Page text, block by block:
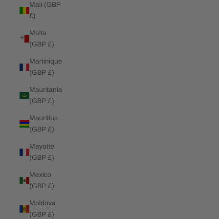
Mali (GBP
£)
Malta
(GBP £)
Martinique
(GBP £)
Mauritania
(GBP £)
Mauritius
(GBP £)
Mayotte
(GBP £)
Mexico
(GBP £)
Moldova
(GBP £)